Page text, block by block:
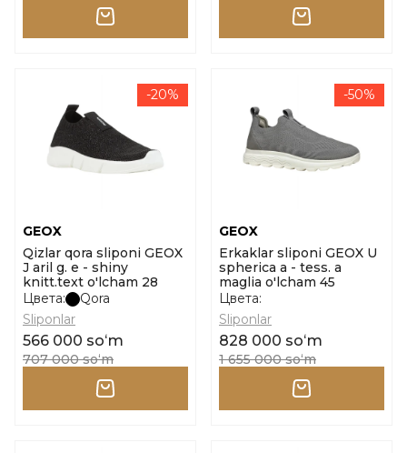
-20%
GEOX
Qizlar qora sliponi GEOX
J aril g. e - shiny
knitt.text o'lcham 28
Цвета:
Qora
Sliponlar
566 000 soʻm
707 000 soʻm
-50%
GEOX
Erkaklar sliponi GEOX U
spherica a - tess. a
maglia o'lcham 45
Цвета:
Sliponlar
828 000 soʻm
1 655 000 soʻm